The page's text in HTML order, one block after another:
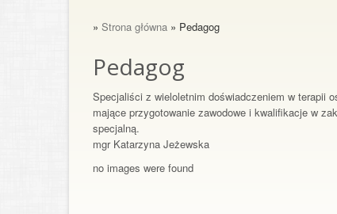
» Strona główna » Pedagog
Pedagog
Specjaliści z wieloletnim doświadczeniem w terapii
mające przygotowanie zawodowe i kwalifikacje w
specjalną.
mgr Katarzyna Jeżewska
no images were found